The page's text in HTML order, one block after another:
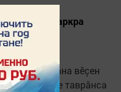
ячӗллӗ паркра
республикăна вӗçен
килӗсене таврăнса